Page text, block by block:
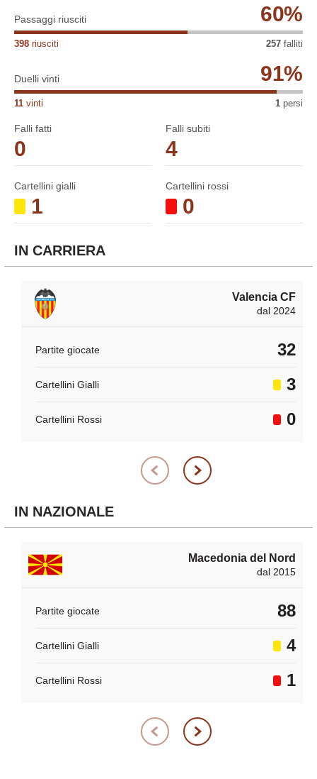
Passaggi riusciti 60%
398 riusciti 257 falliti
Duelli vinti 91%
11 vinti 1 persi
Falli fatti
0
Falli subiti
4
Cartellini gialli
1
Cartellini rossi
0
IN CARRIERA
Valencia CF
dal 2024
Partite giocate 32
Cartellini Gialli 3
Cartellini Rossi 0
IN NAZIONALE
Macedonia del Nord
dal 2015
Partite giocate 88
Cartellini Gialli 4
Cartellini Rossi 1